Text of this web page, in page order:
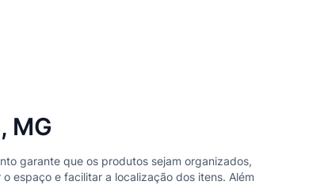
MG
garante que os produtos sejam organizados,
espaço e facilitar a localização dos itens. Além